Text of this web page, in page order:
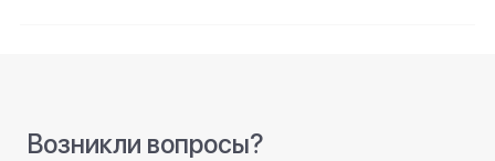
Возникли вопросы?